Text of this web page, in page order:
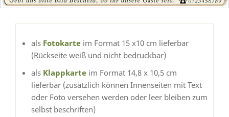
als Fotokarte im Format 15 x10 cm lieferbar
(Rückseite weiß und nicht bedruckbar)
als Klappkarte im Format 14,8 x 10,5 cm
lieferbar (zusätzlich können Innenseiten mit Text
oder Foto versehen werden oder leer bleiben zum
selbst beschriften)